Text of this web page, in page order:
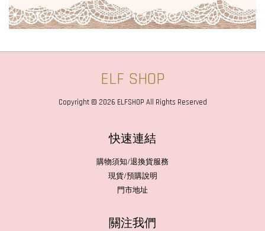
ELF SHOP
Copyright © 2026 ELFSHOP All Rights Reserved
快速連結
購物須知/退換貨服務
現貨/預購說明
門市地址
關注我們